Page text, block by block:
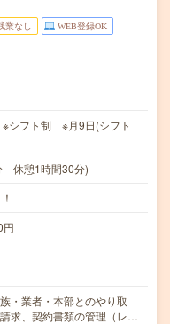
業なし WEB登録OK
シフト制 ※月9日(シフト
休憩1時間30分)
・業者・本部とのやり取
求、契約書類の管理（レ…